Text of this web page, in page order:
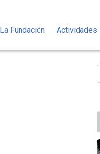
La Fundación Actividades